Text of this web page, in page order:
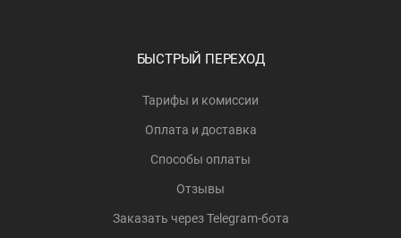
БЫСТРЫЙ ПЕРЕХОД
Тарифы и комиссии
Оплата и доставка
Способы оплаты
Отзывы
Заказать через Telegram-бота